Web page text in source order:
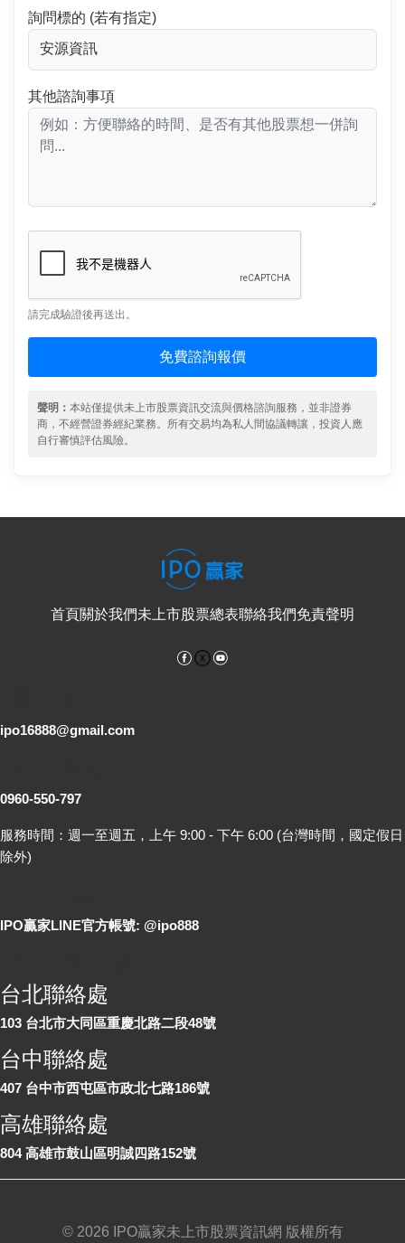
詢問標的 (若有指定)
其他諮詢事項
請完成驗證後再送出。
免費諮詢報價
聲明： 本站僅提供未上市股票資訊交流與價格諮詢服務，並非證券
商，不經營證券經紀業務。所有交易均為私人間協議轉讓，投資人應
自行審慎評估風險。
首頁關於我們未上市股票總表聯絡我們免責聲明
Facebook
ipo16888@gmail.com
0960-550-797
服務時間：週一至週五，上午 9:00 - 下午 6:00 (台灣時間，國定假日
除外)
IPO贏家LINE官方帳號: @ipo888
台北聯絡處
103 台北市大同區重慶北路二段48號
台中聯絡處
407 台中市西屯區市政北七路186號
高雄聯絡處
804 高雄市鼓山區明誠四路152號
© 2026 IPO贏家未上市股票資訊網 版權所有